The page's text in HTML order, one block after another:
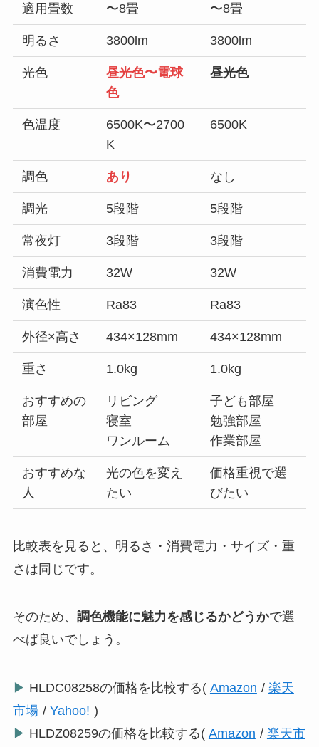
適用畳数 〜8畳 〜8畳
明るさ 3800lm 3800lm
光色
昼光色〜電球
色
昼光色
色温度
6500K〜2700
K
6500K
調色 あり なし
調光 5段階 5段階
常夜灯 3段階 3段階
消費電力 32W 32W
演色性 Ra83 Ra83
外径×高さ 434×128mm 434×128mm
重さ 1.0kg 1.0kg
おすすめの
部屋
リビング
寝室
ワンルーム
子ども部屋
勉強部屋
作業部屋
おすすめな
人
光の色を変え
たい
価格重視で選
びたい
比較表を見ると、明るさ・消費電力・サイズ・重
さは同じです。
そのため、 調色機能に魅力を感じるかどうかで選
べば良いでしょう。
▶ HLDC08258の価格を比較する( Amazon / 楽天
市場 / Yahoo! )
▶ HLDZ08259の価格を比較する( Amazon / 楽天市